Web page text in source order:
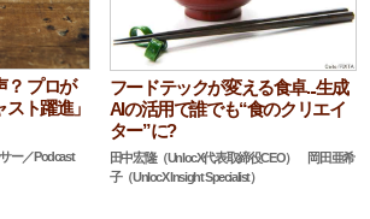
？ プロが
ト躍進」
ー／Podcast
フードテックが変える食卓...生成
AIの活用で誰でも“食のクリエイ
ター”に?
田中宏隆（UnlocX代表取締役CEO） 岡田亜希
子（UnlocX Insight Specialist）